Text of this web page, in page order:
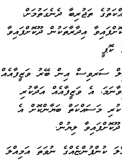
ތަޖުރިބާ ދެނެގަތުމަށް،
އިދާރާތަކުން ދޫކޮށްފައިވާ
ކޮޕީ
ސަރވިސް އިން ބޭރު ވަޒީފާއެއް
އެ ވަޒީފާއެއް އަދާކުރި
މަސައްކަތް ބަޔާންކޮށް އެ
ލިޔުން.
ކުންފުންޏެއްގެ ނުވަތަ އަމިއްލަ